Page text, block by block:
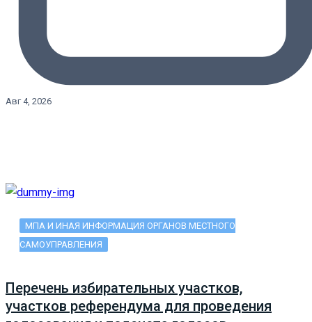
Авг 4, 2026
МПА И ИНАЯ ИНФОРМАЦИЯ ОРГАНОВ МЕСТНОГО
САМОУПРАВЛЕНИЯ
Перечень избирательных участков,
участков референдума для проведения